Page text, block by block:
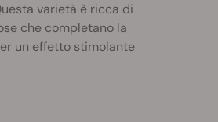
varietà è ricca di
che completano la
un effetto stimolante